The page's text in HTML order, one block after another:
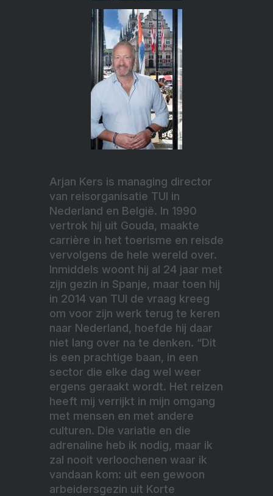
Arjan Kers is managing director
van reisorganisatie TUI in
Nederland en België. In 1990
vertrok hij uit Gouda, maakte
carrière in het toerisme en reisde
vervolgens de hele wereld over.
Inmiddels woont hij al 24 jaar met
zijn gezin in Spanje, maar toen hij
in 2014 van TUI de vraag kreeg
om voor zijn werk terug te keren
naar Nederland, hoefde hij daar
niet lang over na te denken. “Dit
is een prachtige baan, in een
sector die elke dag wel weer
ergens geraakt wordt. Het reizen
heeft mij verrijkt in mijn omgang
met mensen en met andere
culturen. Die variatie en die
adrenaline heb ik nodig, maar ik
zal nooit verloochenen waar ik
vandaan kom: uit een gewoon
arbeidersgezin uit Korte